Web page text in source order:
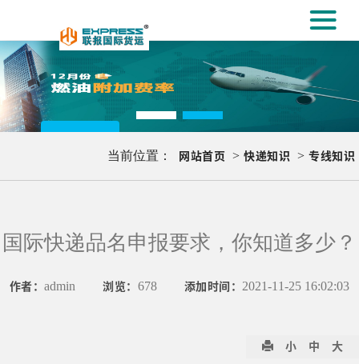
义乌国际专线
当前位置： 网站首页 > 快递知识 > 专线知识
国际快递品名申报要求，你知道多少？
作者：admin 浏览： 678 添加时间：2021-11-25 16:02:03
小 中 大